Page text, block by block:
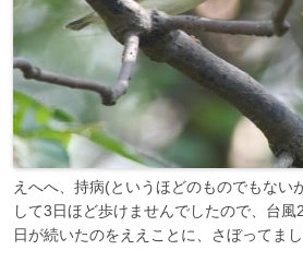
えへへ、持病(というほどのものでもない
して3日ほど歩けませんでしたので、台
日が続いたのをええことに、さぼってま